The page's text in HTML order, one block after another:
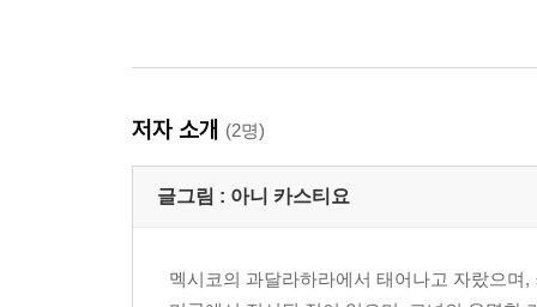
저자 소개 (2명)
글그림 : 아니 카스티요
멕시코의 과달라하라에서 태어나고 자랐으